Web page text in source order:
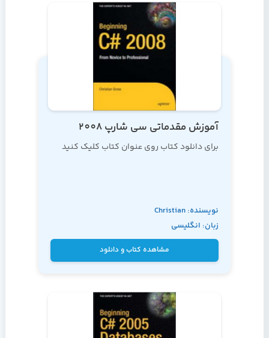
آموزش مقدماتی سی شارپ 2008
برای دانلود کتاب روی عنوان کتاب کلیک کنید
نویسنده: Christian
Gross
زبان: انگلیسی
مشاهده کتاب و دانلود